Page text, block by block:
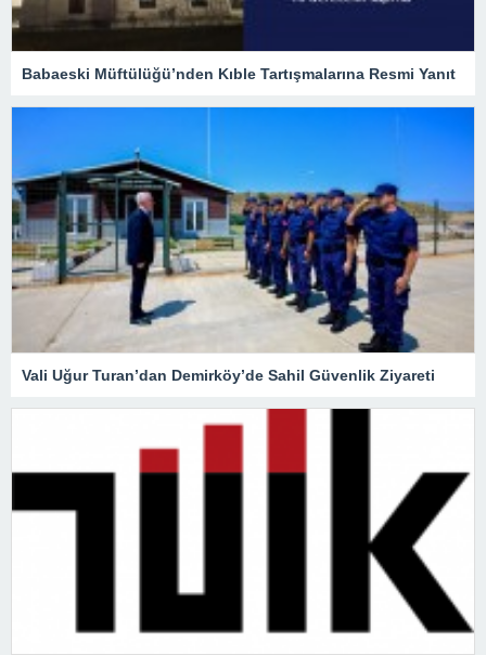
Babaeski Müftülüğü’nden Kıble Tartışmalarına Resmi Yanıt
Vali Uğur Turan’dan Demirköy’de Sahil Güvenlik Ziyareti